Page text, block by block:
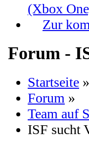
(Xbox
Zur
Forum -
Startseite »
Forum »
Team auf
ISF sucht